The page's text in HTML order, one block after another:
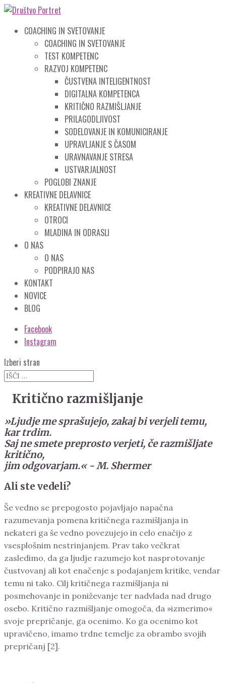
COACHING IN SVETOVANJE
COACHING IN SVETOVANJE
TEST KOMPETENC
RAZVOJ KOMPETENC
ČUSTVENA INTELIGENTNOST
DIGITALNA KOMPETENCA
KRITIČNO RAZMIŠLJANJE
PRILAGODLJIVOST
SODELOVANJE IN KOMUNICIRANJE
UPRAVLJANJE S ČASOM
URAVNAVANJE STRESA
USTVARJALNOST
POGLOBI ZNANJE
KREATIVNE DELAVNICE
KREATIVNE DELAVNICE
OTROCI
MLADINA IN ODRASLI
O NAS
O NAS
PODPIRAJO NAS
KONTAKT
NOVICE
BLOG
Facebook
Instagram
Izberi stran
Kritično razmišljanje
»Ljudje me sprašujejo, zakaj bi verjeli temu,
kar trdim.
Saj ne smete preprosto verjeti, če razmišljate
kritično,
jim odgovarjam.« - M. Shermer
Ali ste vedeli?
Še vedno se prepogosto pojavljajo napačna
razumevanja pomena kritičnega razmišljanja in
nekateri ga še vedno povezujejo in celo enačijo z
vsesplošnim nestrinjanjem. Prav tako večkrat
zasledimo, da ga ljudje razumejo kot nasprotovanje
čustvovanj ali kot enačenje s podajanjem kritike, vendar
temu ni tako. Cilj kritičnega razmišljanja ni
posmehovanje in poniževanje ter nadvlada nad drugo
osebo. Kritično razmišljanje omogoča, da »izmerimo«
svoje prepričanje, ga ocenimo. Ko ga ocenimo kot
upravičeno, imamo trdne temelje za obrambo svojih
prepričanj [2].